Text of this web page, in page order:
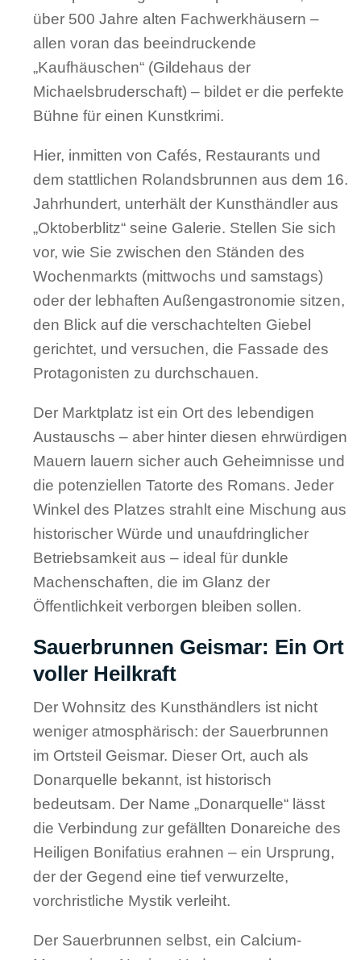
über 500 Jahre alten Fachwerkhäusern –
allen voran das beeindruckende
„Kaufhäuschen“ (Gildehaus der
Michaelsbruderschaft) – bildet er die perfekte
Bühne für einen Kunstkrimi.
Hier, inmitten von Cafés, Restaurants und
dem stattlichen Rolandsbrunnen aus dem 16.
Jahrhundert, unterhält der Kunsthändler aus
„Oktoberblitz“ seine Galerie. Stellen Sie sich
vor, wie Sie zwischen den Ständen des
Wochenmarkts (mittwochs und samstags)
oder der lebhaften Außengastronomie sitzen,
den Blick auf die verschachtelten Giebel
gerichtet, und versuchen, die Fassade des
Protagonisten zu durchschauen.
Der Marktplatz ist ein Ort des lebendigen
Austauschs – aber hinter diesen ehrwürdigen
Mauern lauern sicher auch Geheimnisse und
die potenziellen Tatorte des Romans. Jeder
Winkel des Platzes strahlt eine Mischung aus
historischer Würde und unaufdringlicher
Betriebsamkeit aus – ideal für dunkle
Machenschaften, die im Glanz der
Öffentlichkeit verborgen bleiben sollen.
Sauerbrunnen Geismar: Ein Ort
voller Heilkraft
Der Wohnsitz des Kunsthändlers ist nicht
weniger atmosphärisch: der Sauerbrunnen
im Ortsteil Geismar. Dieser Ort, auch als
Donarquelle bekannt, ist historisch
bedeutsam. Der Name „Donarquelle“ lässt
die Verbindung zur gefällten Donareiche des
Heiligen Bonifatius erahnen – ein Ursprung,
der der Gegend eine tief verwurzelte,
vorchristliche Mystik verleiht.
Der Sauerbrunnen selbst, ein Calcium-